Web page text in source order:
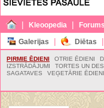
| Kleoopedia | Forums
Galerijas | Diētas |
PIRMIE ĒDIENI OTRIE ĒDIENI
IZSTRĀDĀJUMI
TORTES UN
SAGATAVES
VEĢETĀRIE ĒDIENI